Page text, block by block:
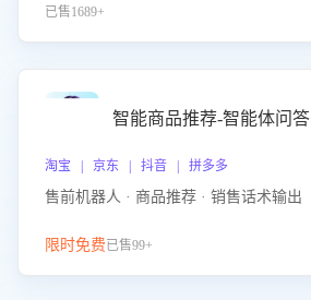
已售1689+
智能商品推荐-智能体问答
淘宝 | 京东 | 抖音 | 拼多多
售前机器人 · 商品推荐 · 销售话术输出
限时免费已售99+